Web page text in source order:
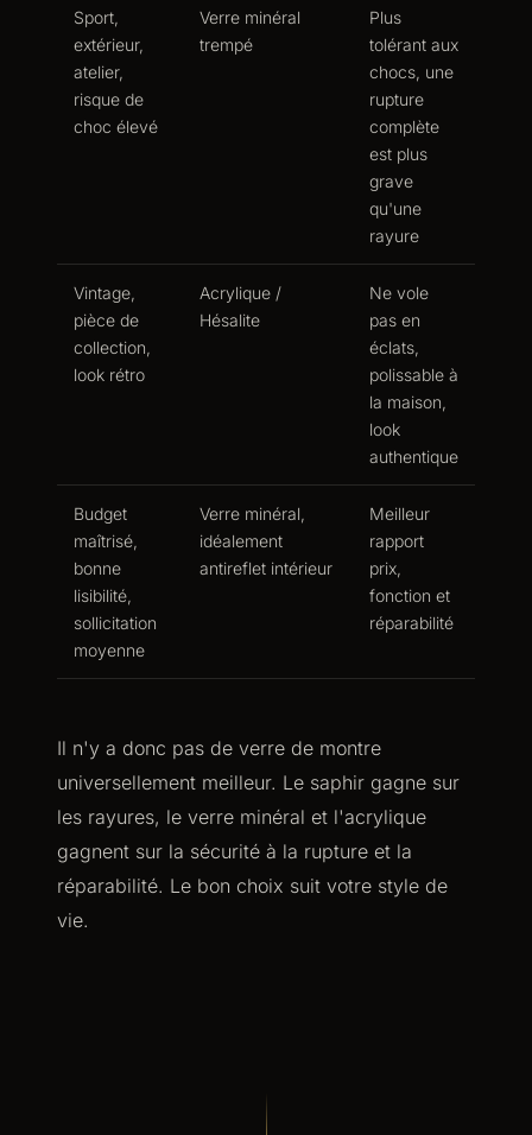
Sport,
extérieur,
atelier,
risque de
choc élevé
Verre minéral
trempé
Plus
tolérant aux
chocs, une
rupture
complète
est plus
grave
qu'une
rayure
Vintage,
pièce de
collection,
look rétro
Acrylique /
Hésalite
Ne vole
pas en
éclats,
polissable à
la maison,
look
authentique
Budget
maîtrisé,
bonne
lisibilité,
sollicitation
moyenne
Verre minéral,
idéalement
antireflet intérieur
Meilleur
rapport
prix,
fonction et
réparabilité
Il n'y a donc pas de verre de montre
universellement meilleur. Le saphir gagne sur
les rayures, le verre minéral et l'acrylique
gagnent sur la sécurité à la rupture et la
réparabilité. Le bon choix suit votre style de
vie.